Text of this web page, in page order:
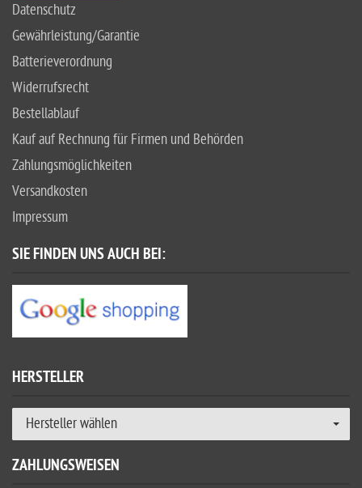
Datenschutz
Gewährleistung/Garantie
Batterieverordnung
Widerrufsrecht
Bestellablauf
Kauf auf Rechnung für Firmen und Behörden
Zahlungsmöglichkeiten
Versandkosten
Impressum
SIE FINDEN UNS AUCH BEI:
HERSTELLER
Hersteller wählen
ZAHLUNGSWEISEN